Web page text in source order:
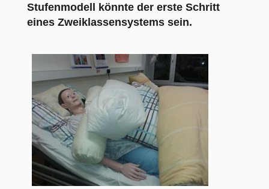
Stufenmodell könnte der erste Schritt
eines Zweiklassensystems sein.